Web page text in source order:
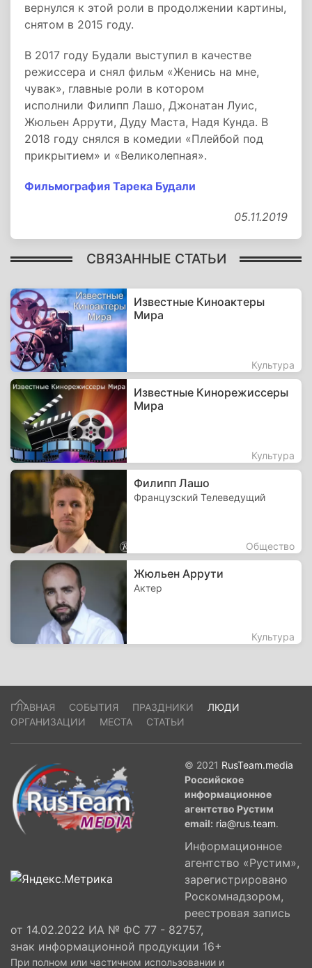
вернулся к этой роли в продолжении картины,
снятом в 2015 году.
В 2017 году Будали выступил в качестве
режиссера и снял фильм «Женись на мне,
чувак», главные роли в котором
исполнили Филипп Лашо, Джонатан Луис,
Жюльен Аррути, Дуду Маста, Надя Кунда. В
2018 году снялся в комедии «Плейбой под
прикрытием» и «Великолепная».
Фильмография Тарека Будали
05.11.2019
СВЯЗАННЫЕ СТАТЬИ
Известные Киноактеры
Мира
Культура
Известные Кинорежиссеры
Мира
Культура
Филипп Лашо
Французский Телеведущий
Общество
Жюльен Аррути
Актер
Культура
ГЛАВНАЯ СОБЫТИЯ ПРАЗДНИКИ
ЛЮДИ
ОРГАНИЗАЦИИ
МЕСТА СТАТЬИ
© 2021 RusTeam.media
Российское
информационное
агентство Рустим
email: ria@rus.team.
Информационное
агентство «Рустим»,
зарегистрировано
Роскомнадзором,
реестровая запись
от 14.02.2022 ИА № ФС 77 - 82757,
знак информационной продукции 16+
При полном или частичном использовании и